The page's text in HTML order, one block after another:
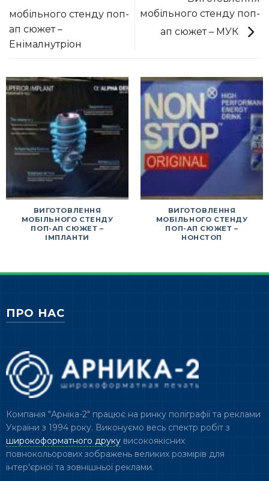
мобільного стенду поп-
ап сюжет –
Енімалнутріон
мобільного стенду поп-
ап сюжет – МУК
ВИГОТОВЛЕННЯ
МОБІЛЬНОГО СТЕНДУ
ПОП-АП СЮЖЕТ –
ІМПЛАНТИ
ВИГОТОВЛЕННЯ
МОБІЛЬНОГО СТЕНДУ
ПОП-АП СЮЖЕТ –
НОНСТОП
ПРО НАС
Компанія "Арніка-2" працює на ринку поліграфії та реклами
України з 1994 року. Виконуємо весь спектр робіт з
широкоформатного друкувисокоякісних
повнокольорових зображень великих розмірів для
інтер'єрної та зовнішньої реклами.